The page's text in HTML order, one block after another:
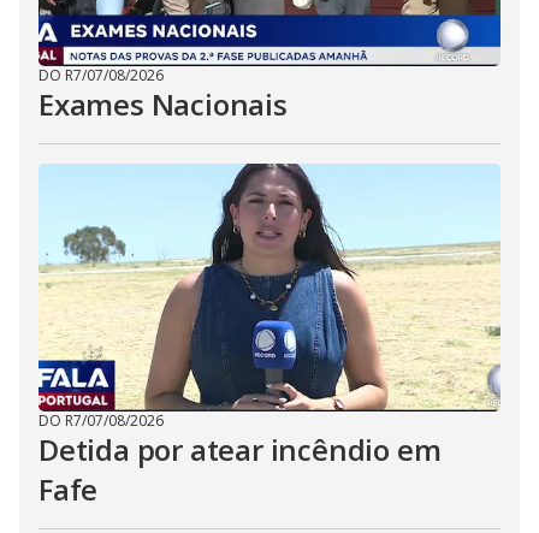
DO R7/07/08/2026
Exames Nacionais
DO R7/07/08/2026
Detida por atear incêndio em
Fafe